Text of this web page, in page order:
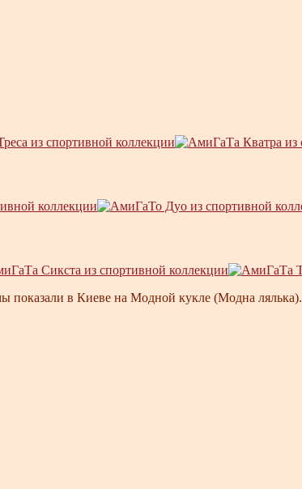
показали в Киеве на Модной кукле (Модна лялька).